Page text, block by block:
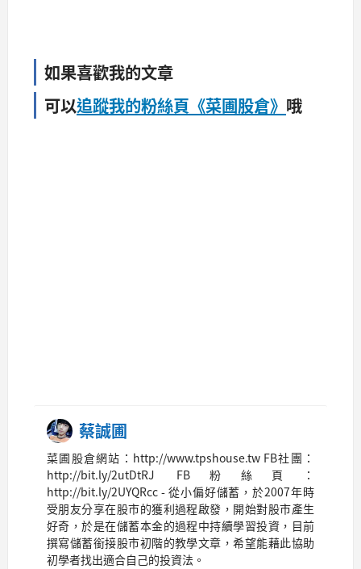
如果喜歡我的文章
可以追蹤我的粉絲頁《菜圃股倉》 哦
蔡誠圃
菜圃股倉網站：http://www.tpshouse.tw FB社團：
http://bit.ly/2utDtRJ FB粉絲頁：
http://bit.ly/2UYQRcc - 從小偏好儲蓄，於2007年時
受朋友分享在股市的獲利過程啟發，開始對股市產生
好奇，於是在儲蓄本金的過程中持續學習投資，目前
撰寫儲蓄銜接股市初階的教學文章，希望能藉此協助
初學者找出適合自己的投資法。